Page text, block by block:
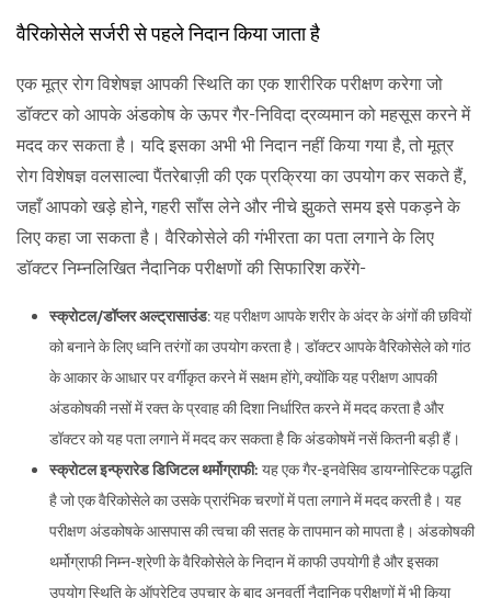
वैरिकोसेले सर्जरी से पहले निदान किया जाता है
एक मूत्र रोग विशेषज्ञ आपकी स्थिति का एक शारीरिक परीक्षण करेगा जो
डॉक्टर को आपके अंडकोष के ऊपर गैर-निविदा द्रव्यमान को महसूस करने में
मदद कर सकता है। यदि इसका अभी भी निदान नहीं किया गया है, तो मूत्र
रोग विशेषज्ञ वलसाल्वा पैंतरेबाज़ी की एक प्रक्रिया का उपयोग कर सकते हैं,
जहाँ आपको खड़े होने, गहरी साँस लेने और नीचे झुकते समय इसे पकड़ने के
लिए कहा जा सकता है। वैरिकोसेले की गंभीरता का पता लगाने के लिए
डॉक्टर निम्नलिखित नैदानिक ​​परीक्षणों की सिफारिश करेंगे-
स्क्रोटल/डॉप्लर अल्ट्रासाउंड: यह परीक्षण आपके शरीर के अंदर के अंगों की छवियों
को बनाने के लिए ध्वनि तरंगों का उपयोग करता है। डॉक्टर आपके वैरिकोसेले को गांठ
के आकार के आधार पर वर्गीकृत करने में सक्षम होंगे, क्योंकि यह परीक्षण आपकी
अंडकोषकी नसों में रक्त के प्रवाह की दिशा निर्धारित करने में मदद करता है और
डॉक्टर को यह पता लगाने में मदद कर सकता है कि अंडकोषमें नसें कितनी बड़ी हैं।
स्क्रोटल इन्फ्रारेड डिजिटल थर्मोग्राफी: यह एक गैर-इनवेसिव डायग्नोस्टिक पद्धति
है जो एक वैरिकोसेले का उसके प्रारंभिक चरणों में पता लगाने में मदद करती है। यह
परीक्षण अंडकोषके आसपास की त्वचा की सतह के तापमान को मापता है। अंडकोषकी
थर्मोग्राफी निम्न-श्रेणी के वैरिकोसेले के निदान में काफी उपयोगी है और इसका
उपयोग स्थिति के ऑपरेटिव उपचार के बाद अनुवर्ती नैदानिक ​​परीक्षणों में भी किया